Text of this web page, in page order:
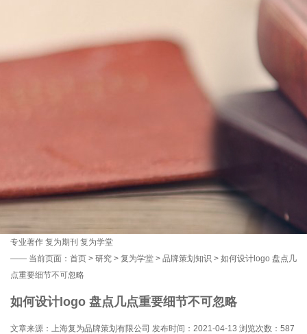
专业著作 复为期刊 复为学堂
—— 当前页面： 首页 > 研究 > 复为学堂 > 品牌策划知识 > 如何设计logo 盘点几
点重要细节不可忽略
如何设计logo 盘点几点重要细节不可忽略
文章来源：上海复为品牌策划有限公司 发布时间：2021-04-13 浏览次数： 587